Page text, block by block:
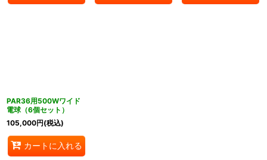
PAR36用500Wワイド
電球（6個セット）
105,000円(税込)
カートに入れる